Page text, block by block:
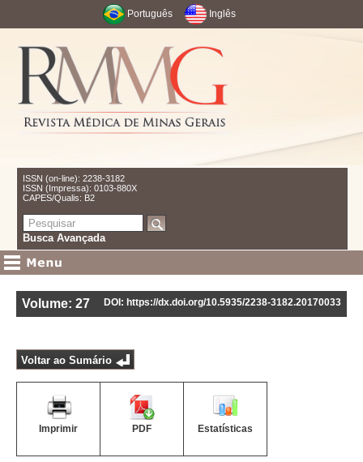
Português Inglês
ISSN (on-line): 2238-3182
ISSN (Impressa): 0103-880X
CAPES/Qualis: B2
Busca Avançada
Volume: 27 DOI: https://dx.doi.org/10.5935/2238-3182.20170033
Voltar ao Sumário
Imprimir PDF Estatísticas